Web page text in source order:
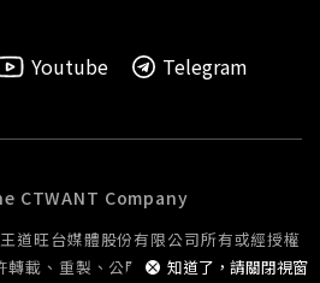
知道了，請關閉視窗
Youtube Telegram
CTWANT Company
道旺台媒體股份有限公司所有或經授權
轉載、重製、公開播送或公開傳輸。